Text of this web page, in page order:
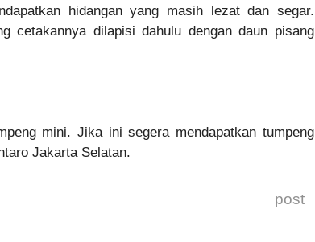
hidangan yang masih lezat dan segar.
cetakannya dilapisi dahulu dengan daun pisang
mini. Jika ini segera mendapatkan tumpeng
Jakarta Selatan.
post